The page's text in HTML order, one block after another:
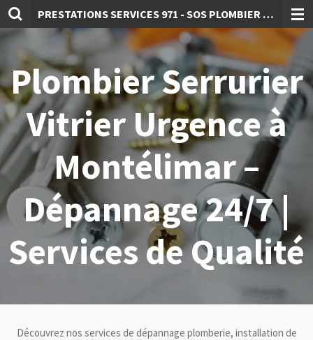
Passer
au
principal
PRESTATIONS SERVICES 971 - SOS PLOMBIER SERRURIER 26/07
Plombier Serrurier
Vitrier Urgence à
Montélimar –
Dépannage 24/7 |
Services de Qualité
Découvrez nos services de dépannage plomberie, installation de